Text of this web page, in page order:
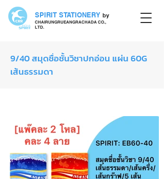
SPIRIT STATIONERY by
CHAIRUNGRUEANGRACHADA CO.,
LTD.
9/40 สมุดชื่อชั้นวิชาปกอ่อน แผ่น 60G
เส้นธรรมดา